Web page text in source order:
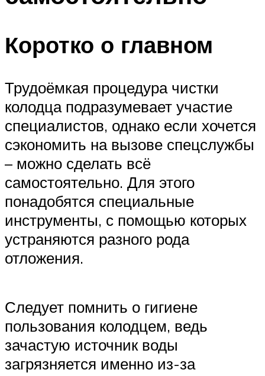
Коротко о главном
Трудоёмкая процедура чистки
колодца подразумевает участие
специалистов, однако если хочется
сэкономить на вызове спецслужбы
– можно сделать всё
самостоятельно. Для этого
понадобятся специальные
инструменты, с помощью которых
устраняются разного рода
отложения.
Следует помнить о гигиене
пользования колодцем, ведь
зачастую источник воды
загрязняется именно из-за